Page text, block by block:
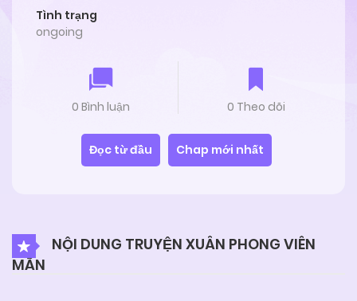
Tình trạng
ongoing
0 Bình luận 0 Theo dõi
Đọc từ đầu Chap mới nhất
NỘI DUNG TRUYỆN XUÂN PHONG VIÊN
MÃN